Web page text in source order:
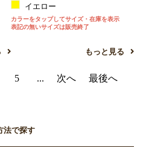
イエロー
カラーをタップしてサイズ・在庫を表示
表記の無いサイズは販売終了
もっと見る
5 ... 次へ 最後へ
法で探す